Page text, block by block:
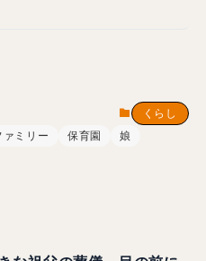
くらし
ァミリー 保育園
娘